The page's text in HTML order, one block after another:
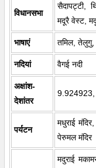
विधानसभा
सैदापट्टी,
मदूरै वेस्ट,
भाषाएं तमिल, तेलुगु,
नदियां वैगई नदी
अक्षांश-
देशांतर
पर्यटन
मधुराई
पेरुमल मंदिर
मदुराई